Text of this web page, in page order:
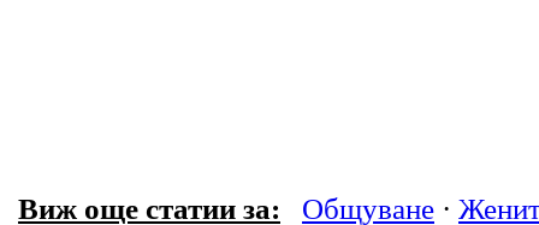
Виж още статии за: Общуване ·